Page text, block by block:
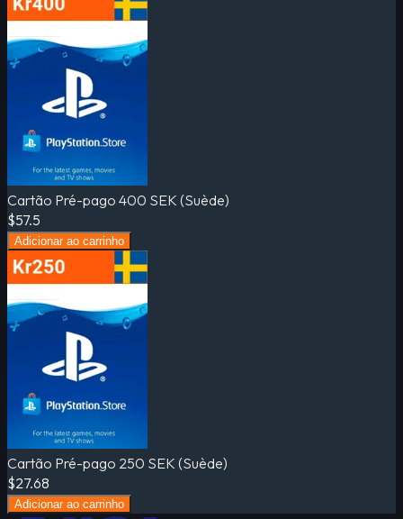
Cartão Pré-pago 400 SEK (Suède)
$57.5
Adicionar ao carrinho
Cartão Pré-pago 250 SEK (Suède)
$27.68
Adicionar ao carrinho